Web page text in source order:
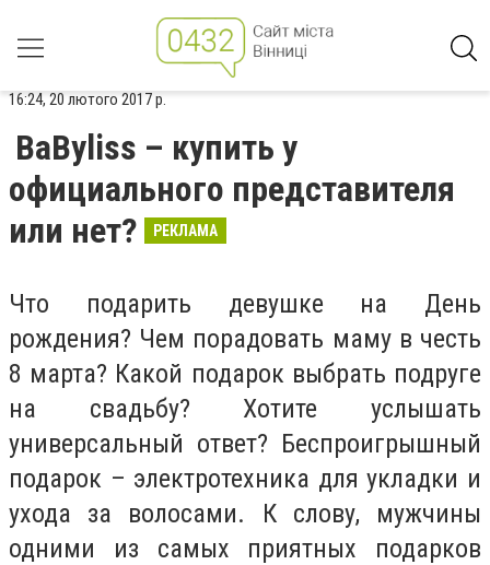
16:24, 20 лютого 2017 р.
BaByliss – купить у
официального представителя
или нет?
РЕКЛАМА
Что подарить девушке на День
рождения? Чем порадовать маму в честь
8 марта? Какой подарок выбрать подруге
на свадьбу? Хотите услышать
универсальный ответ? Беспроигрышный
подарок – электротехника для укладки и
ухода за волосами. К слову, мужчины
одними из самых приятных подарков